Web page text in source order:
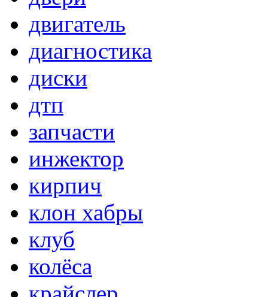
двигатель
диагностика
диски
дтп
запчасти
инжектор
кирпич
клон хабры
клуб
колёса